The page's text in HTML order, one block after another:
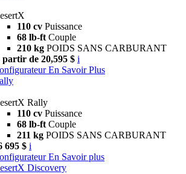
110 cv Puissance
68 lb-ft Couple
210 kg POIDS SANS CARBURANT
partir de 20,595 $ i
En Savoir Plus
Rally
110 cv Puissance
68 lb-ft Couple
211 kg POIDS SANS CARBURANT
695 $ i
En Savoir plus
Discovery